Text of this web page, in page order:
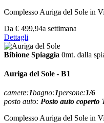
Complesso Auriga del Sole in
Da € 499,94a settimana
Dettagli
Bibione Spiaggia 0mt. dalla
Auriga del Sole - B1
camere:1bagno:1persone:1/6
posto auto: Posto auto coperto
Complesso Auriga del Sole in